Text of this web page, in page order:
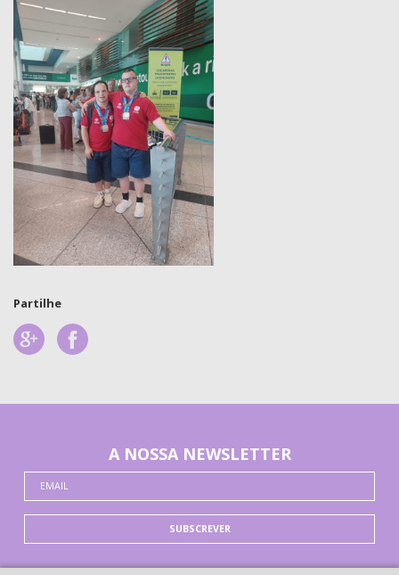
Partilhe
A NOSSA NEWSLETTER
SUBSCREVER